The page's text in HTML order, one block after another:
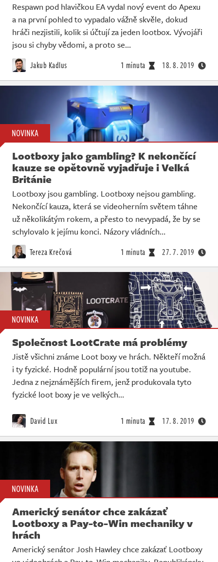
Respawn pod hlavičkou EA vydal nový event do Apexu
a na první pohled to vypadalo vážně skvěle, dokud
hráči nezjistili, kolik si účtují za jeden lootbox. Vývojáři
jsou si chyby vědomi, a proto se…
Jakub Kadlus 1 minuta 18. 8. 2019
NOVINKA
Lootboxy jako gambling? K nekončící
kauze se opětovně vyjadřuje i Velká
Británie
Lootboxy jsou gambling. Lootboxy nejsou gambling.
Nekončící kauza, která se videoherním světem táhne
už několikátým rokem, a přesto to nevypadá, že by se
schylovalo k jejímu konci. Názory vládních…
Tereza Krečová 1 minuta 27. 7. 2019
NOVINKA
Společnost LootCrate má problémy
Jistě všichni známe Loot boxy ve hrách. Někteří možná
i ty fyzické. Hodně populární jsou totiž na youtube.
Jedna z nejznámějších firem, jenž produkovala tyto
fyzické loot boxy je ve velkých…
David Lux 1 minuta 17. 8. 2019
NOVINKA
Americký senátor chce zakázať
Lootboxy a Pay-to-Win mechaniky v
hrách
Americký senátor Josh Hawley chce zakázať Lootboxy